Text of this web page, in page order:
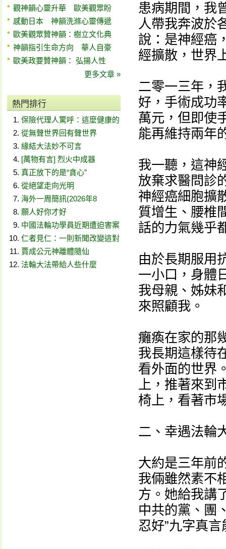
觀神韻心靈升華 歐美觀眾盼
感動日本 神韻洗滌心靈傳遞
歐美觀眾贊神韻：樹立文化典
神韻指引生命方向 華人自豪
歐美政要贊神韻： 弘揚人性
更多文章 »
熱門排行
保險代理人驚呼：這麼健康的
從無聲世界回有聲世界
緣結大法妙不可言
[萬物有言] 烈火中成器
真正放下的是“貪心”
從絕望走向光明
海外一周簡訊(2026年8
願人好你才好
中國法輪功學員近期遭迫害案
仁者見仁：一則新聞改變這對
賈成公元神離體隨仙
法輪大法帶給人些什麼
患病期間，我
人帶我奔波於
說：是神經癌
經擴散，世界
二零一三年，
好，手術成功
萬元，但即使
能再維持兩年
我一聽，這神
放棄求醫問診
神經癌細胞擴
質增生、腰椎
話的力氣幾乎
由於長期服用
一小口，身體
我母親、姊妹
來照顧我。
癱瘓在家的那
我長期這樣待
看外面的世界
上，推著來到
椅上，看著市
二、幸遇法輪
大約是三年前
我倆雖然素不
方。她給我講
中共的黨、團
忍好”九字真